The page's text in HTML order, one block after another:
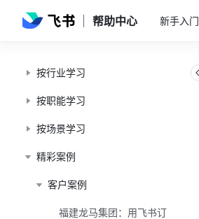
帮助中心 新手入门
按行业学习
按职能学习
按场景学习
精彩案例
客户案例
福建龙马集团：用飞书订